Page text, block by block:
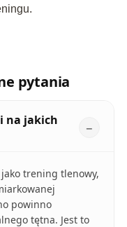
pytania
na jakich
trening tlenowy,
powinno
tętna. Jest to